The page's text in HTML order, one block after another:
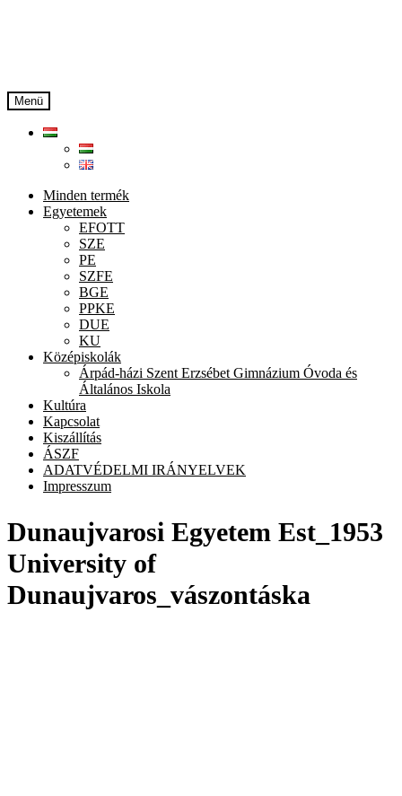
Menü
Minden termék
Egyetemek
EFOTT
SZE
PE
SZFE
BGE
PPKE
DUE
KU
Középiskolák
Árpád-házi Szent Erzsébet Gimnázium Óvoda és
Általános Iskola
Kultúra
Kapcsolat
Kiszállítás
ÁSZF
ADATVÉDELMI IRÁNYELVEK
Impresszum
Dunaujvarosi Egyetem Est_1953
University of
Dunaujvaros_vászontáska